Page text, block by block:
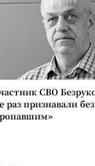
СВО
раз признавали